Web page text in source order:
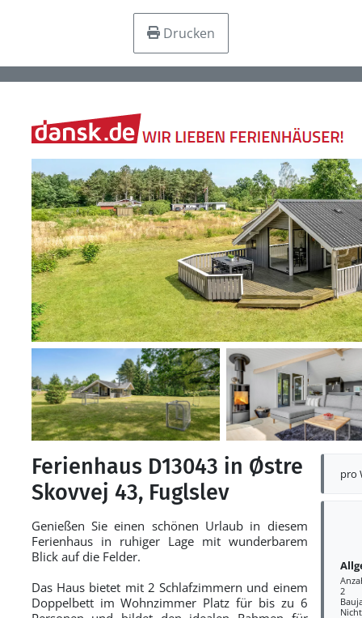
Drucken
pro
2
Ferienhaus D13043 in Østre
Skovvej 43, Fuglslev
Genießen Sie einen schönen Urlaub in diesem
Ferienhaus in ruhiger Lage mit wunderbarem
Blick auf die Felder.
Das Haus bietet mit 2 Schlafzimmern und einem
Doppelbett im Wohnzimmer Platz für bis zu 6